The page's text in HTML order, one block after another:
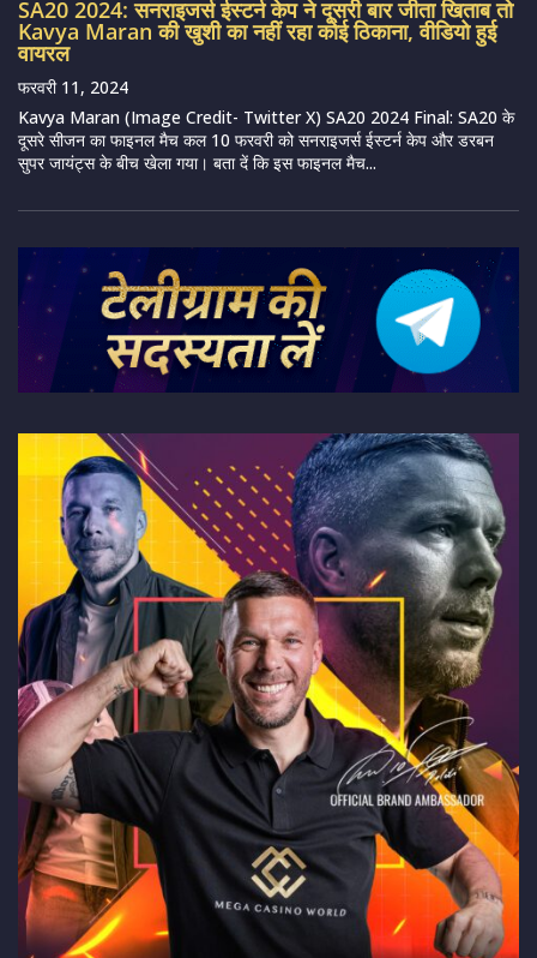
SA20 2024: सनराइजर्स ईस्टर्न केप ने दूसरी बार जीता खिताब तो
Kavya Maran की खुशी का नहीं रहा कोई ठिकाना, वीडियो हुई
वायरल
फरवरी 11, 2024
Kavya Maran (Image Credit- Twitter X) SA20 2024 Final: SA20 के
दूसरे सीजन का फाइनल मैच कल 10 फरवरी को सनराइजर्स ईस्टर्न केप और डरबन
सुपर जायंट्स के बीच खेला गया। बता दें कि इस फाइनल मैच...